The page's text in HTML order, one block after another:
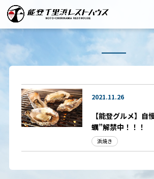
2021.11.26
【能登グルメ】自
蠣”解禁中！！！
浜焼き